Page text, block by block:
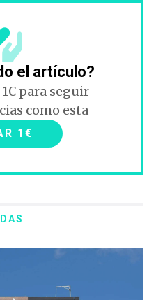
el artículo?
para seguir
como esta
1€